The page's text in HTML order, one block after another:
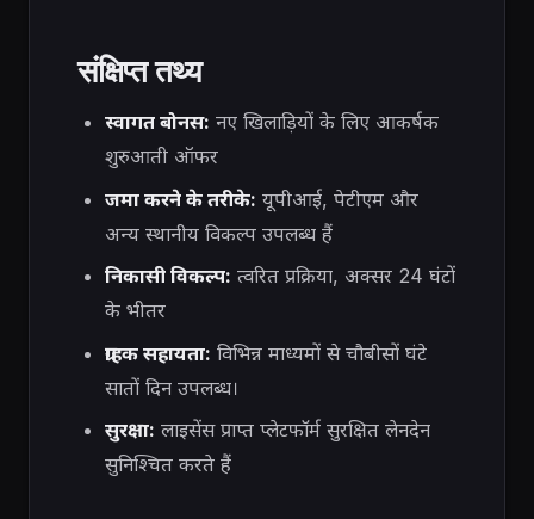
संक्षिप्त तथ्य
स्वागत बोनस: नए खिलाड़ियों के लिए आकर्षक
शुरुआती ऑफर
जमा करने के तरीके: यूपीआई, पेटीएम और
अन्य स्थानीय विकल्प उपलब्ध हैं
निकासी विकल्प: त्वरित प्रक्रिया, अक्सर 24 घंटों
के भीतर
ग्राहक सहायता: विभिन्न माध्यमों से चौबीसों घंटे
सातों दिन उपलब्ध।
सुरक्षा: लाइसेंस प्राप्त प्लेटफॉर्म सुरक्षित लेनदेन
सुनिश्चित करते हैं